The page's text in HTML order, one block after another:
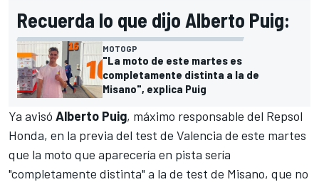
Recuerda lo que dijo Alberto Puig:
MOTOGP
"La moto de este martes es
completamente distinta a la de
Misano", explica Puig
Ya avisó Alberto Puig, máximo responsable del Repsol
Honda, en la previa del test de Valencia de este martes
que la moto que aparecería en pista sería
"completamente distinta" a la de test de Misano, que no